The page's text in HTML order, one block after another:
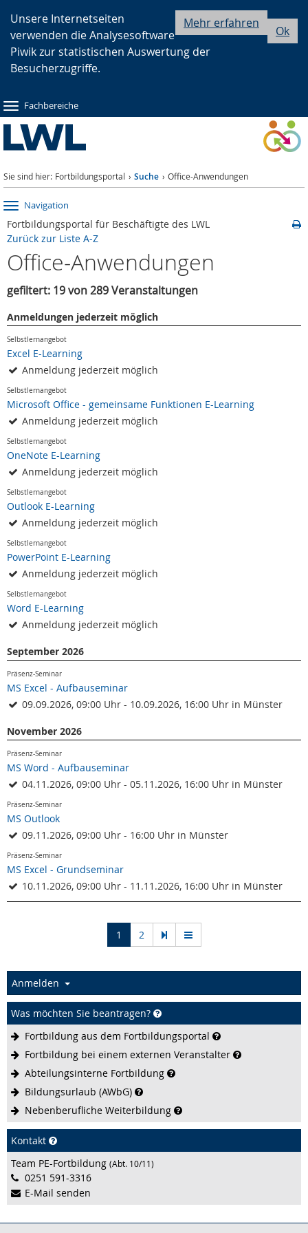
Hauptnavigation
Seitennavigation
Inhalt
Ok
Mehr erfahren
Unsere Internetseiten
verwenden die Analysesoftware
Piwik zur statistischen Auswertung der
Besucherzugriffe.
Fachbereiche
Sie sind hier: Fortbildungsportal Suche Office-Anwendungen
Navigation
Fortbildungsportal für Beschäftigte des LWL
Zurück zur Liste A-Z
Office-Anwendungen
gefiltert: 19 von 289 Veranstaltungen
Anmeldungen jederzeit möglich
Selbstlernangebot
Excel E-Learning
Anmeldung jederzeit möglich
Selbstlernangebot
Microsoft Office - gemeinsame Funktionen E-Learning
Anmeldung jederzeit möglich
Selbstlernangebot
OneNote E-Learning
Anmeldung jederzeit möglich
Selbstlernangebot
Outlook E-Learning
Anmeldung jederzeit möglich
Selbstlernangebot
PowerPoint E-Learning
Anmeldung jederzeit möglich
Selbstlernangebot
Word E-Learning
Anmeldung jederzeit möglich
September 2026
Präsenz-Seminar
MS Excel - Aufbauseminar
09.09.2026, 09:00 Uhr - 10.09.2026, 16:00 Uhr in Münster
November 2026
Präsenz-Seminar
MS Word - Aufbauseminar
04.11.2026, 09:00 Uhr - 05.11.2026, 16:00 Uhr in Münster
Präsenz-Seminar
MS Outlook
09.11.2026, 09:00 Uhr - 16:00 Uhr in Münster
Präsenz-Seminar
MS Excel - Grundseminar
10.11.2026, 09:00 Uhr - 11.11.2026, 16:00 Uhr in Münster
1 (current)
2
Anmelden
Was möchten Sie beantragen?
Fortbildung aus dem Fortbildungsportal
Fortbildung bei einem externen Veranstalter
Abteilungsinterne Fortbildung
Bildungsurlaub (AWbG)
Nebenberufliche Weiterbildung
Kontakt
Team PE-Fortbildung (Abt. 10/11)
0251 591-3316
E-Mail senden